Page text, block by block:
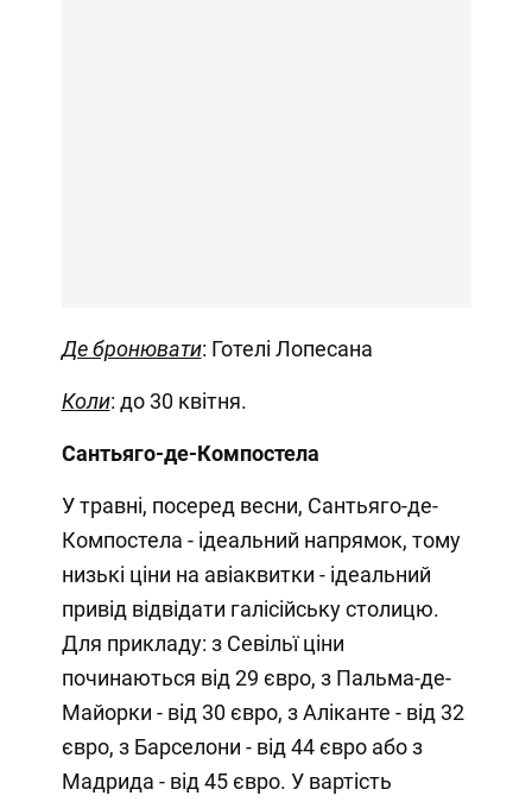
Де бронювати: Готелі Лопесана
Коли: до 30 квітня.
Сантьяго-де-Компостела
У травні, посеред весни, Сантьяго-де-
Компостела - ідеальний напрямок, тому
низькі ціни на авіаквитки - ідеальний
привід відвідати галісійську столицю.
Для прикладу: з Севільї ціни
починаються від 29 євро, з Пальма-де-
Майорки - від 30 євро, з Аліканте - від 32
євро, з Барселони - від 44 євро або з
Мадрида - від 45 євро. У вартість